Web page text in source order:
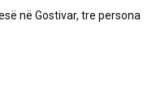
në Gostivar, tre persona